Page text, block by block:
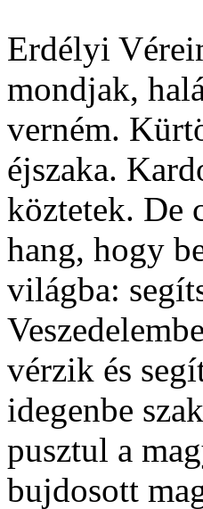
Erdélyi
mondjak,
verném.
éjszaka.
köztetek. De
hang, hogy
világba:
vérzik és
idegenbe
pusztul a
bujdosott